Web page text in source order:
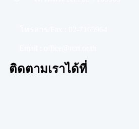
ติดตามเราได้ที่